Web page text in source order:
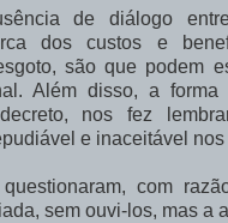
de diálogo
dos custos e
são que podem
Além disso, a
nos fez
e inaceitável
questionaram, com
sem ouvi-los, mas a